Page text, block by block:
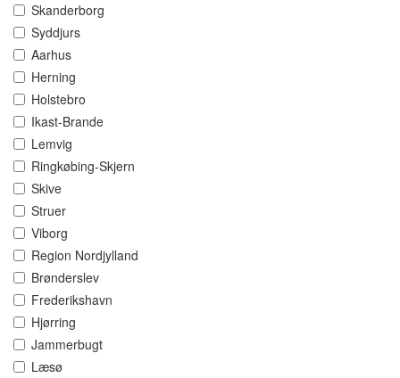
Skanderborg
Syddjurs
Aarhus
Herning
Holstebro
Ikast-Brande
Lemvig
Ringkøbing-Skjern
Skive
Struer
Viborg
Region Nordjylland
Brønderslev
Frederikshavn
Hjørring
Jammerbugt
Læsø